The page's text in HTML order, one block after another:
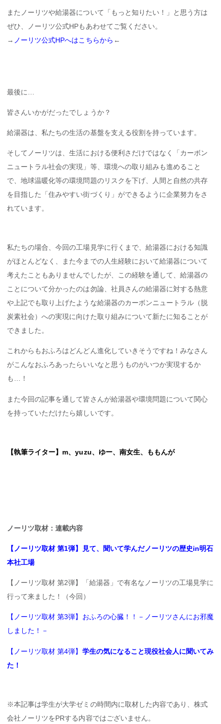
またノーリツや給湯器について「もっと知りたい！」と思う方は
ぜひ、ノーリツ公式HPもあわせてご覧ください。
→ ノーリツ公式HPへはこちらから ←
最後に…
皆さんいかがだったでしょうか？
給湯器は、私たちの生活の基盤を支える役割を持っています。
そしてノーリツは、生活における便利さだけではなく「カーボン
ニュートラル社会の実現」等、環境への取り組みも進めること
で、地球温暖化等の環境問題のリスクを下げ、人間と自然の共存
を目指した「住みやすい街づくり」ができるように企業努力をさ
れています。
私たちの場合、今回の工場見学に行くまで、給湯器における知識
がほとんどなく、また今までの人生経験において給湯器について
考えたこともありませんでしたが、この経験を通して、給湯器の
ことについて分かったのは勿論、社員さんの給湯器に対する熱意
や上記でも取り上げたような給湯器のカーボンニュートラル（脱
炭素社会）への実現に向けた取り組みについて新たに知ることが
できました。
これからもおふろはどんどん進化していきそうですね！みなさん
がこんなおふろあったらいいなと思うものがいつか実現するか
も…！
また今回の記事を通して皆さんが給湯器や環境問題について関心
を持っていただけたら嬉しいです。
【執筆ライター】m、yuzu、ゆー、南女生、ももんが
ノーリツ取材：連載内容
【ノーリツ取材 第1弾】見て、聞いて学んだノーリツの歴史in明石
本社工場
【ノーリツ取材 第2弾】「給湯器」で有名なノーリツの工場見学に
行って来ました！（今回）
【ノーリツ取材 第3弾】おふろの心臓！！－ノーリツさんにお邪魔
しました！－
【ノーリツ取材 第4弾】 学生の気になること現役社会人に聞いてみ
た！
※本記事は学生が大学ゼミの時間内に取材した内容であり、株式
会社ノーリツをPRする内容ではございません。